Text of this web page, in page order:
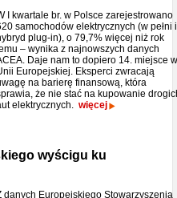
I kwartale br. w Polsce zarejestrowano
samochodów elektrycznych (w pełni i
plug-in), o 79,7% więcej niż rok
– wynika z najnowszych danych
Daje nam to dopiero 14. miejsce w
Europejskiej. Eksperci zwracają
na barierę finansową, która
że nie stać na kupowanie
elektrycznych. więcej
wyścigu ku
danych Europejskiego Stowarzyszenia